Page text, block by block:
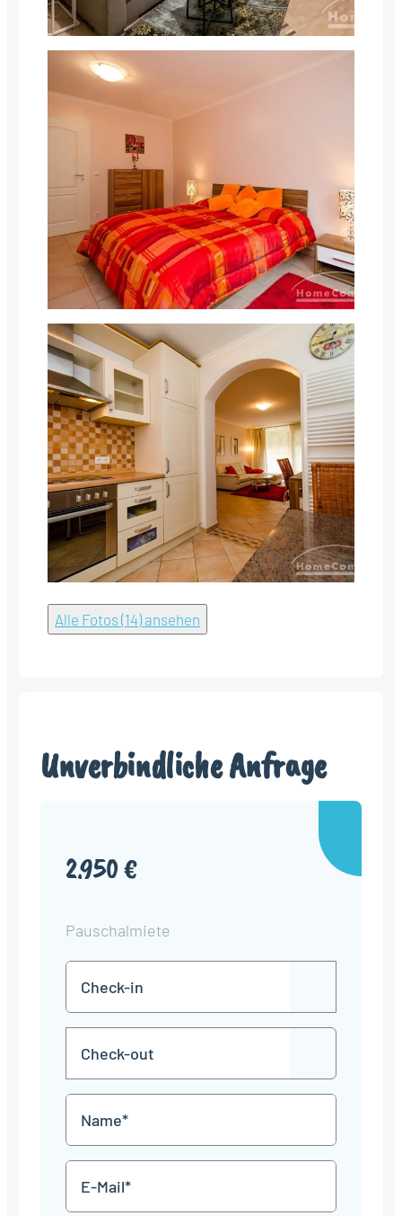
Alle Fotos (14) ansehen
Unverbindliche Anfrage
2.950 €
Pauschalmiete
in
TT
Punkt
MM
JJJJ
TT
Punkt
MM
JJJJ
Mail